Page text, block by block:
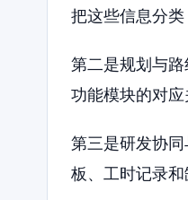
把这些信息分类
第二是规划与
功能模块的对应
第三是研发协
板、工时记录和